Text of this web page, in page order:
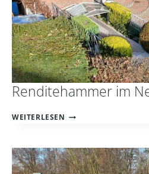
IN
HEINSBERG
Renditehammer im
WEITERLESEN RENDITEHAMMER
SÜDEN